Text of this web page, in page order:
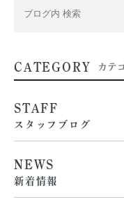
CATEGORY カテ
STAFF
スタッフブログ
NEWS
新着情報